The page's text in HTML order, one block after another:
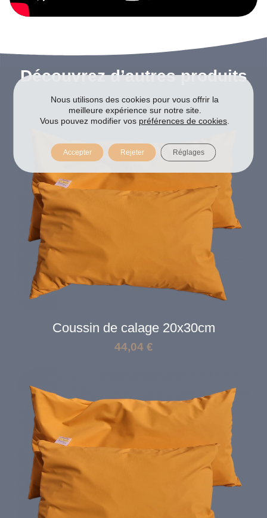
Découvrez d’autres produits
Coussin de calage 20x30cm
44,04 €
Nous utilisons des cookies pour vous offrir la
meilleure expérience sur notre site.
Vous pouvez modifier vos préférences de cookies
Accepter Rejeter Réglages